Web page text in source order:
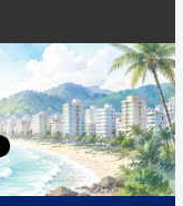
Litoral
Notícias da
Baixada Santista